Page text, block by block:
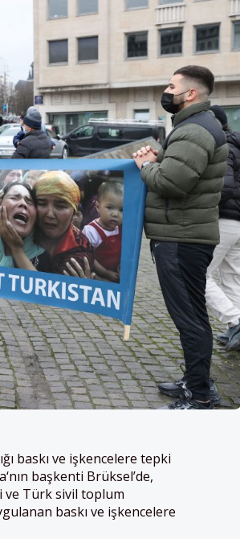
baskı ve işkencelere tepki
‘nın başkenti Brüksel’de,
ve Türk sivil toplum
baskı ve işkencelere